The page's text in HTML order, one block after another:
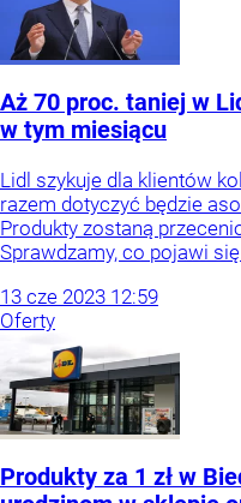
Aż 70 proc. taniej w
w tym miesiącu
Lidl szykuje dla klientów
razem dotyczyć będzie
Produkty zostaną
Sprawdzamy, co pojawi
13 cze 2023 12:59
Oferty
Produkty za 1 zł w